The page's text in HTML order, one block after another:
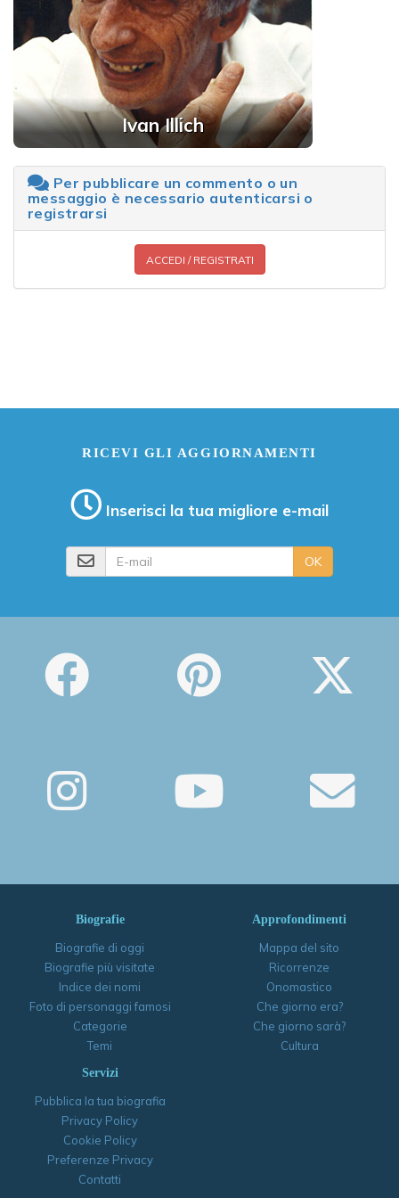
Ivan Illich
Per pubblicare un commento o un
messaggio è necessario autenticarsi o
registrarsi
ACCEDI / REGISTRATI
RICEVI GLI AGGIORNAMENTI
Inserisci la tua migliore e-mail
OK
Biografie
Biografie di oggi
Biografie più visitate
Indice dei nomi
Foto di personaggi famosi
Categorie
Temi
Approfondimenti
Mappa del sito
Ricorrenze
Onomastico
Che giorno era?
Che giorno sarà?
Cultura
Servizi
Pubblica la tua biografia
Privacy Policy
Cookie Policy
Preferenze Privacy
Contatti